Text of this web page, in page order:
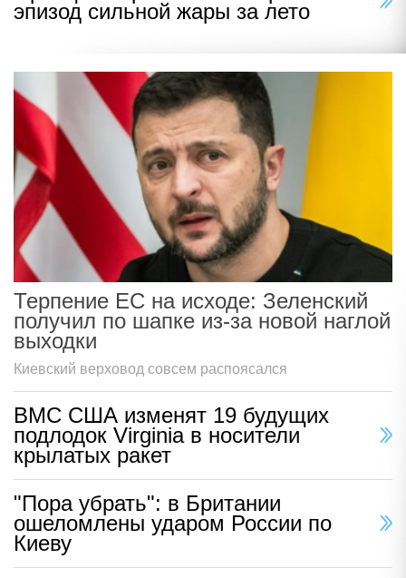
эпизод сильной жары за лето
Терпение ЕС на исходе: Зеленский
получил по шапке из-за новой наглой
выходки
Киевский верховод совсем распоясался
ВМС США изменят 19 будущих
подлодок Virginia в носители
крылатых ракет
"Пора убрать": в Британии
ошеломлены ударом России по
Киеву